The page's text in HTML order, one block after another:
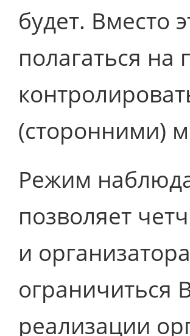
будет. Вместо
полагаться на
(сторонними)
Режим
позволяет
и
ограничиться
реализации